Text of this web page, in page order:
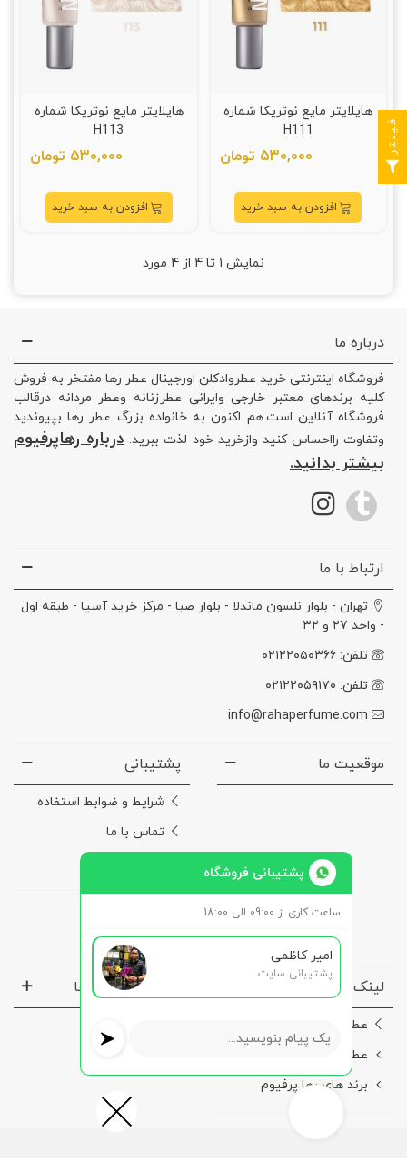
هایلایتر مایع نوتریکا شماره
H111
530,000 تومان
افزودن به سبد خرید
هایلایتر مایع نوتریکا شماره
H113
530,000 تومان
افزودن به سبد خرید
نمایش 1 تا 4 از 4 مورد
درباره ما
فروشگاه اینترنتی خرید عطروادکلن اورجینال عطر رها مفتخر به فروش
کلیه برندهای معتبر خارجی وایرانی عطرزنانه وعطر مردانه درقالب
فروشگاه آنلاین است.هم اکنون به خانواده بزرگ عطر رها بپیوندید
وتفاوت رااحساس کنید وازخرید خود لذت ببرید. درباره رهاپرفیوم
بیشتر بدانید.
ارتباط با ما
تهران - بلوار نلسون ماندلا - بلوار صبا - مرکز خرید آسیا - طبقه اول
- واحد ۲۷ و ۳۲
تلفن: ۰۲۱۲۲۰۵۰۳۶۶
تلفن: ۰۲۱۲۲۰۵۹۱۷۰
info@rahaperfume.com
موقعیت ما پشتیبانی
شرایط و ضوابط استفاده
تماس با ما
لینک ها مفید
عطر مردانه
عطر زنانه
برند های رها پرفیوم
نماد ها و مجوز ها
پشتیبانی فروشگاه
ساعت کاری از 09:00 الی 18:00
امیر کاظمی
پشتیبانی سایت
فیلتر